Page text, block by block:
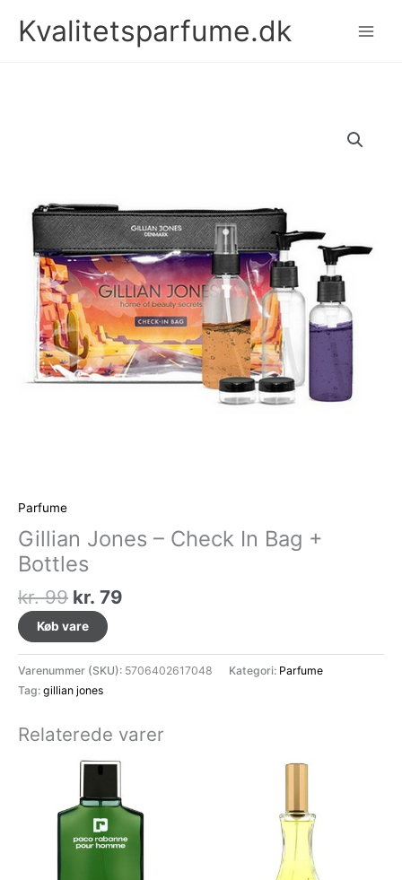
Kvalitetsparfume.dk
Parfume
Gillian Jones – Check In Bag +
Bottles
kr.99 Den
oprindelige
pris
var:
kr. 99.
kr. 79
er:
kr. 79.
Køb vare
Varenummer (SKU): 5706402617048 Kategori: Parfume
Tag: gillian jones
Relaterede varer